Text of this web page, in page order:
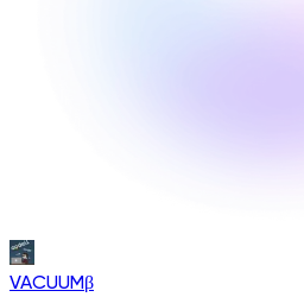
VACUUMβ